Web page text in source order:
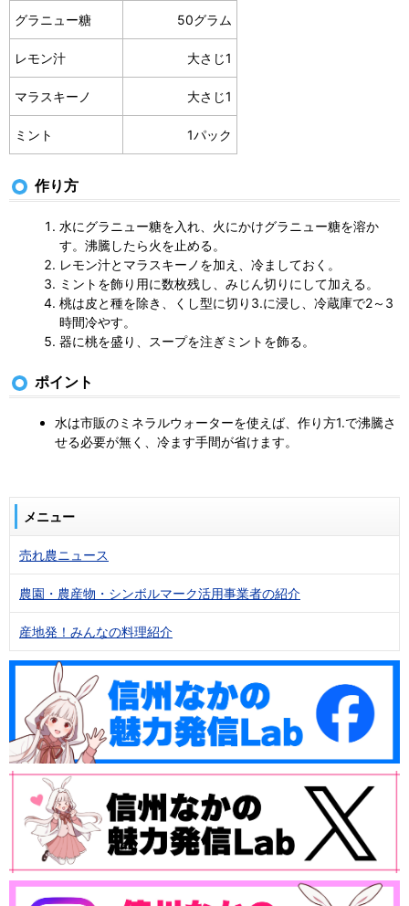
グラニュー糖 50グラム
レモン汁 大さじ1
マラスキーノ 大さじ1
ミント 1パック
作り方
水にグラニュー糖を入れ、火にかけグラニュー糖を溶か
す。沸騰したら火を止める。
レモン汁とマラスキーノを加え、冷ましておく。
ミントを飾り用に数枚残し、みじん切りにして加える。
桃は皮と種を除き、くし型に切り3.に浸し、冷蔵庫で2～3
時間冷やす。
器に桃を盛り、スープを注ぎミントを飾る。
ポイント
水は市販のミネラルウォーターを使えば、作り方1.で沸騰さ
せる必要が無く、冷ます手間が省けます。
メニュー
売れ農ニュース
農園・農産物・シンボルマーク活用事業者の紹介
産地発！みんなの料理紹介